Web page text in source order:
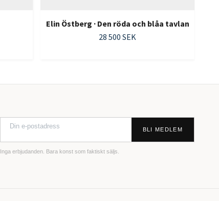
Elin Östberg · Den röda och blåa tavlan
28 500 SEK
BLI MEDLEM
Inga erbjudanden. Bara konst som faktiskt säljs.